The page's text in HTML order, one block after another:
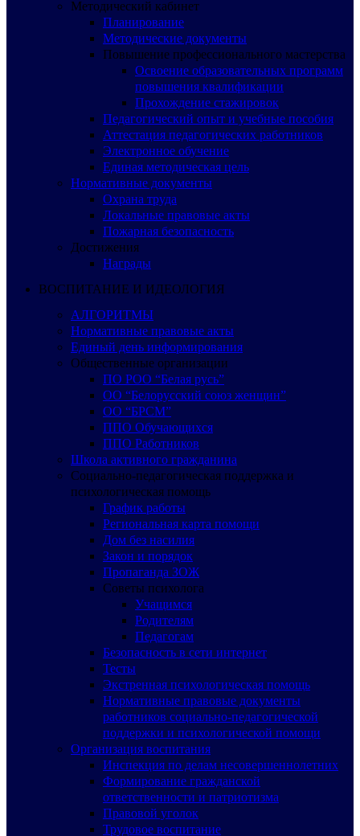
Методический кабинет
Планирование
Методические документы
Повышение профессионального мастерства
Освоение образовательных программ
повышения квалификации
Прохождение стажировок
Педагогический опыт и учебные пособия
Аттестация педагогических работников
Электронное обучение
Единая методическая цель
Нормативные документы
Охрана труда
Локальные правовые акты
Пожарная безопасность
Достижения
Награды
ВОСПИТАНИЕ И ИДЕОЛОГИЯ
АЛГОРИТМЫ
Нормативные правовые акты
Единый день информирования
Общественные организации
ПО РОО “Белая русь”
ОО “Белорусский союз женщин”
ОО “БРСМ”
ППО Обучающихся
ППО Работников
Школа активного гражданина
Социально-педагогическая поддержка и
психологическая помощь
График работы
Региональная карта помощи
Дом без насилия
Закон и порядок
Пропаганда ЗОЖ
Советы психолога
Учащимся
Родителям
Педагогам
Безопасность в сети интернет
Тесты
Экстренная психологическая помощь
Нормативные правовые документы
работников социально-педагогической
поддержки и психологической помощи
Организация воспитания
Инспекция по делам несовершеннолетних
Формирование гражданской
ответственности и патриотизма
Правовой уголок
Трудовое воспитание